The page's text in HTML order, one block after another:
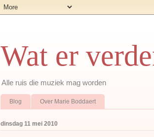
Wat er
Alle ruis die muziek mag worden
Blog Over Marie Boddaert
dinsdag 11 mei 2010